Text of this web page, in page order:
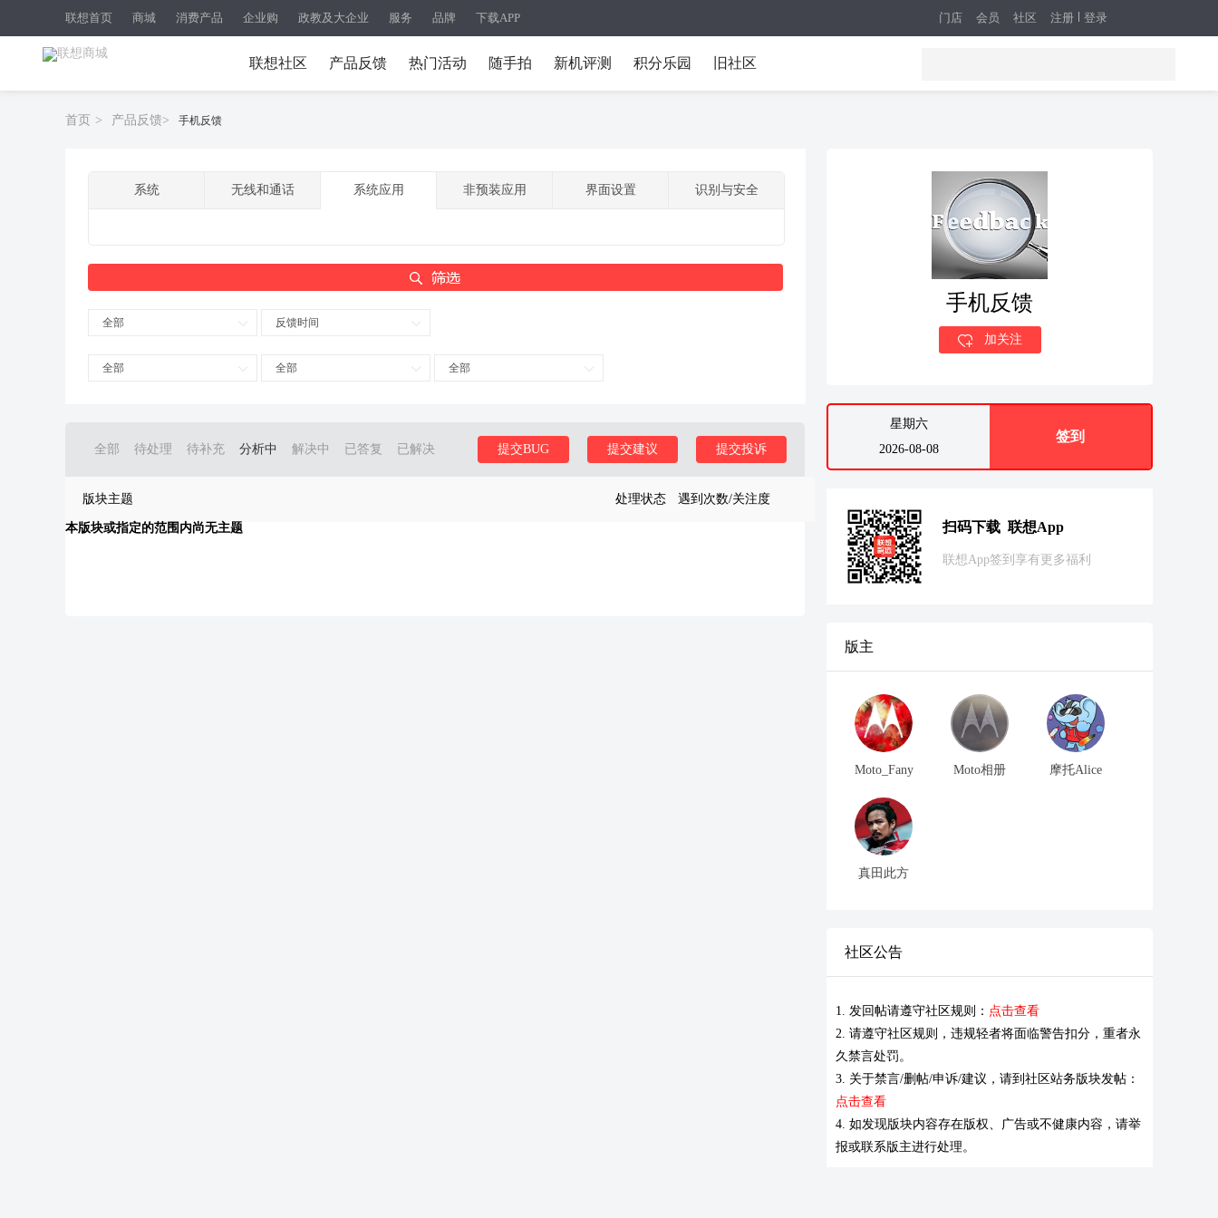
联想首页 商城 消费产品 企业购 政教及大企业 服务 品牌 下载APP 注册 登录
门店 会员 社区
联想社区 产品反馈 热门活动 随手拍 新机评测 积分乐园 旧社区
首页 > 产品反馈> 手机反馈
系统 无线和通话 系统应用 非预装应用 界面设置 识别与安全
全部 反馈时间
全部 全部 全部
全部 待处理 待补充 分析中 解决中 已答复 已解决 提交投诉
提交建议
提交BUG
版块主题 处理状态 遇到次数/关注度
本版块或指定的范围内尚无主题
手机反馈
加关注
星期六
2026-08-08
签到
扫码下载 联想App
联想App签到享有更多福利
版主
Moto_Fany Moto相册 摩托Alice
真田此方
社区公告
1. 发回帖请遵守社区规则： 点击查看
2. 请遵守社区规则，违规轻者将面临警告扣分，重者永
久禁言处罚。
3. 关于禁言/删帖/申诉/建议，请到社区站务版块发帖：
点击查看
4. 如发现版块内容存在版权、广告或不健康内容，请举
报或联系版主进行处理。